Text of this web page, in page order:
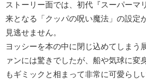
ストーリー面では、初代『スーパーマ
来となる「クッパの呪い魔法」の設定
見逃せません。
ヨッシーを本の中に閉じ込めてしまう
ァンには驚きでしたが、船や気球に変
もギミックと相まって非常に可愛らし